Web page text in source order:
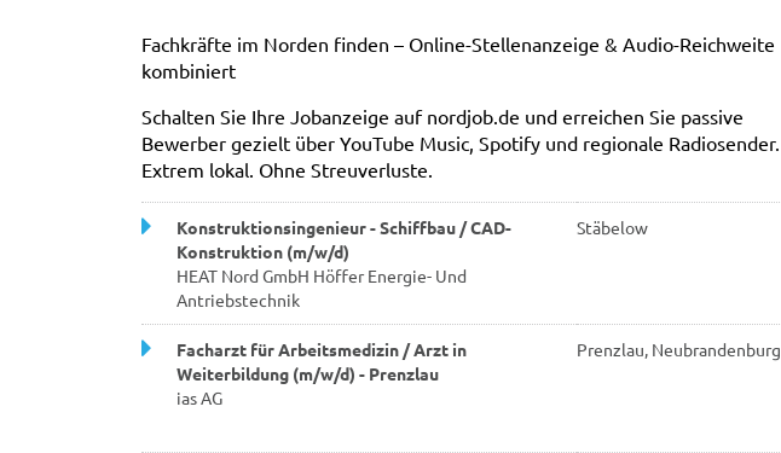
Fachkräfte im Norden finden – Online-Stellenanzeige & Audio-Reichweite
kombiniert
Schalten Sie Ihre Jobanzeige auf nordjob.de und erreichen Sie passive
Bewerber gezielt über YouTube Music, Spotify und regionale Radiosender.
Extrem lokal. Ohne Streuverluste.
Konstruktionsingenieur - Schiffbau / CAD-
Konstruktion (m/w/d)
HEAT Nord GmbH Höffer Energie- Und
Antriebstechnik
Stäbelow
Facharzt für Arbeitsmedizin / Arzt in
Weiterbildung (m/w/d) - Prenzlau
ias AG
Prenzlau, Neubrandenburg